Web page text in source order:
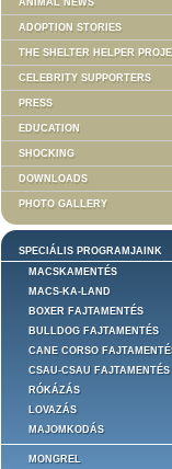
ANIMAL NEWS
ADOPTION STORIES
THE SHELTER HELPER
CELEBRITY SUPPORTERS
PRESS
EDUCATION
SHOCKING
DOWNLOADS
PHOTO GALLERY
SPECIÁLIS PROGRAMJAINK
MACSKAMENTÉS
MACS-KA-LAND
BOXER FAJTAMENTÉS
BULLDOG FAJTAMENTÉS
CANE CORSO
CSAU-CSAU FAJTAMENTÉS
RÓKÁZÁS
LOVAZÁS
MAJOMKODÁS
MONGREL